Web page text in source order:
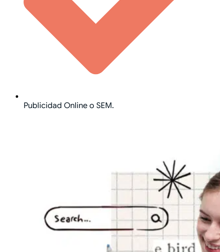
Publicidad Online o SEM.